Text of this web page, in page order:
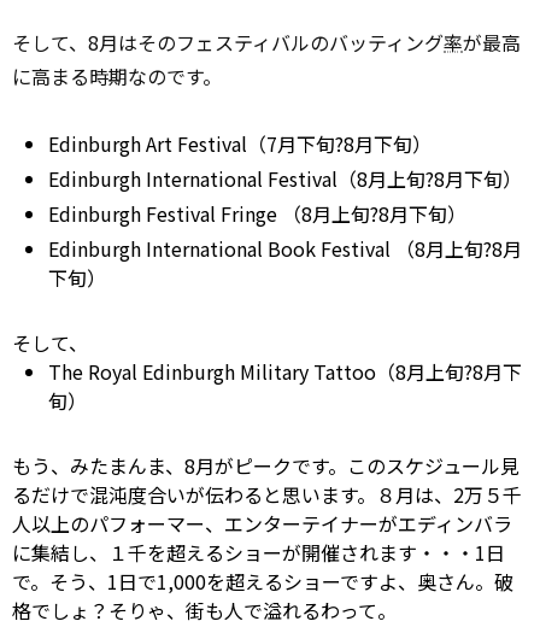
そして、8月はそのフェスティバルのバッティング率が最高
に高まる時期なのです。
Edinburgh Art Festival（7月下旬?8月下旬）
Edinburgh International Festival（8月上旬?8月下旬）
Edinburgh Festival Fringe （8月上旬?8月下旬）
Edinburgh International Book Festival （8月上旬?8月
下旬）
そして、
The Royal Edinburgh Military Tattoo（8月上旬?8月下
旬）
もう、みたまんま、8月がピークです。このスケジュール見
るだけで混沌度合いが伝わると思います。８月は、2万５千
人以上のパフォーマー、エンターテイナーがエディンバラ
に集結し、１千を超えるショーが開催されます・・・1日
で。そう、1日で1,000を超えるショーですよ、奥さん。破
格でしょ？そりゃ、街も人で溢れるわって。